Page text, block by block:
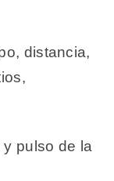
distancia,
pulso de la